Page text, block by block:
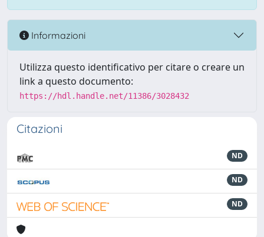
Informazioni
Utilizza questo identificativo per citare o creare un
link a questo documento:
https://hdl.handle.net/11386/3028432
Citazioni
ND
ND
ND